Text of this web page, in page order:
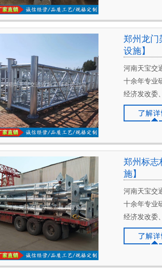
郑州龙门
设施】
河南天宝交
十余年专业
经济发改委
郑州标志
施】
河南天宝交
十余年专业
经济发改委